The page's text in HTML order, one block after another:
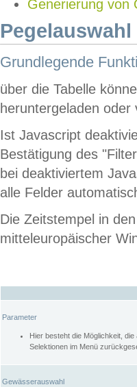
Generierung von
Grundlegende
über die Tabelle
heruntergeladen oder
Ist Javascript
Bestätigung des
bei deaktiviertem
alle Felder
Die Zeitstempel in
mitteleuropäischer
Parameter
Hier besteht die Möglichkeit,
Selektionen im Menü
Gewässerauswahl